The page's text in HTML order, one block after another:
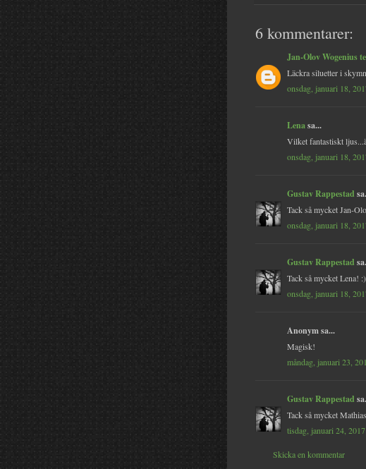
6 kommentarer:
Jan-Olov Wogenius
Läckra siluetter i
onsdag, januari 18,
Lenasa...
Vilket fantastiskt
onsdag, januari 18,
Gustav Rappestad
Tack så mycket Jan-
onsdag, januari 18,
Gustav Rappestad
Tack så mycket Lena! :)
onsdag, januari 18,
Anonym sa...
Magisk!
måndag, januari 23,
Gustav Rappestad
Tack så mycket
tisdag, januari 24, 2017
Skicka en kommentar